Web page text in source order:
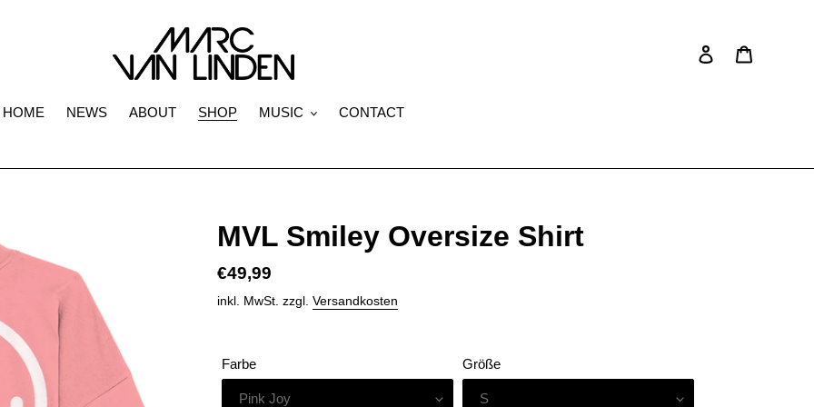
Suchen
Einloggen
HOME NEWS ABOUT SHOP MUSIC CONTACT
MVL Smiley Oversize Shirt
Normaler
Preis
€49,99
inkl. MwSt. zzgl. Versandkosten
Farbe Größe